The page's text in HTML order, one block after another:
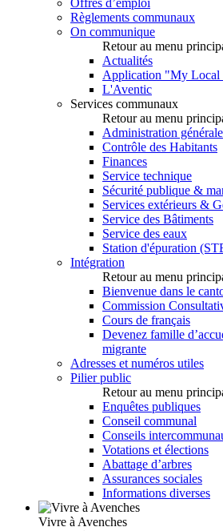
Règlements communaux
On communique
Retour au menu
Actualités
Application "My Local
L'Aventic
Services communaux
Retour au menu
Administration générale
Contrôle des Habitants
Finances
Service technique
Sécurité publique &
Services extérieurs &
Service des Bâtiments
Service des eaux
Station d'épuration
Intégration
Retour au menu
Bienvenue dans le
Commission
Cours de français
Devenez famille
migrante
Adresses et numéros utiles
Pilier public
Retour au menu
Enquêtes publiques
Conseil communal
Conseils
Votations et élections
Abattage d’arbres
Assurances sociales
Informations diverses
Vivre à Avenches